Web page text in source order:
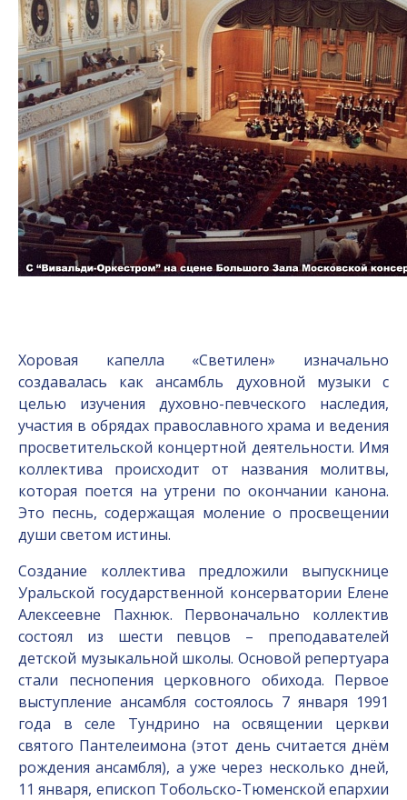
Хоровая капелла «Светилен» изначально
создавалась как ансамбль духовной музыки с
целью изучения духовно-певческого наследия,
участия в обрядах православного храма и ведения
просветительской концертной деятельности. Имя
коллектива происходит от названия молитвы,
которая поется на утрени по окончании канона.
Это песнь, содержащая моление о просвещении
души светом истины.
Создание коллектива предложили выпускнице
Уральской государственной консерватории Елене
Алексеевне Пахнюк. Первоначально коллектив
состоял из шести певцов – преподавателей
детской музыкальной школы. Основой репертуара
стали песнопения церковного обихода. Первое
выступление ансамбля состоялось 7 января 1991
года в селе Тундрино на освящении церкви
святого Пантелеимона (этот день считается днём
рождения ансамбля), а уже через несколько дней,
11 января, епископ Тобольско-Тюменской епархии